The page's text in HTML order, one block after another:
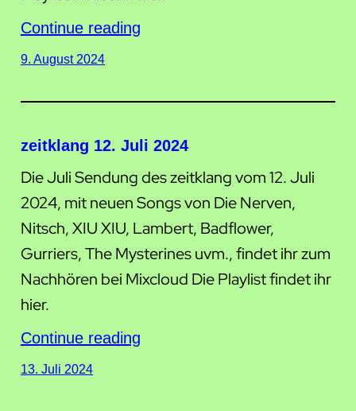
Continue reading
9. August 2024
zeitklang 12. Juli 2024
Die Juli Sendung des zeitklang vom 12. Juli
2024, mit neuen Songs von Die Nerven,
Nitsch, XIU XIU, Lambert, Badflower,
Gurriers, The Mysterines uvm., findet ihr zum
Nachhören bei Mixcloud Die Playlist findet ihr
hier.
Continue reading
13. Juli 2024